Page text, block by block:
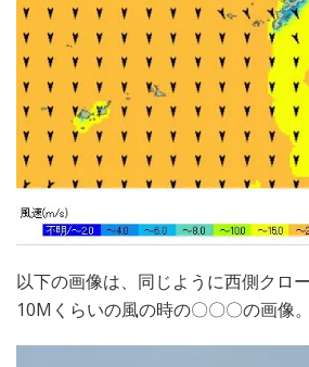
以下の画像は、同じように西側クロ
10Mくらいの風の時の〇〇〇の画像。